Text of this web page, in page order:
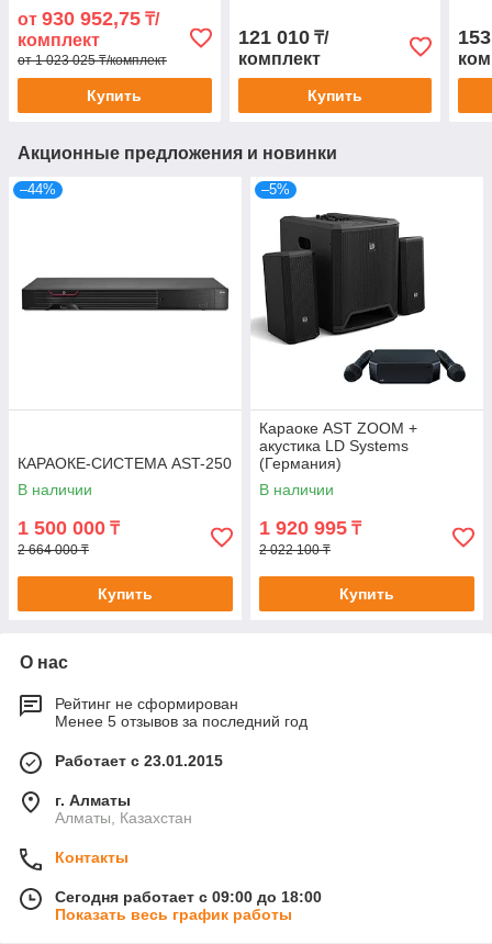
от 930 952,75 ₸/
комплект
от 1 023 025 ₸/комплект
Купить
121 010₸/
комплект
Купить
Акционные предложения и новинки
–44%
КАРАОКЕ-СИСТЕМА AST-250
В наличии
1 500 000 ₸
2 664 000 ₸
Купить
–5%
Караоке AST ZOOM +
акустика LD Systems
(Германия)
В наличии
1 920 995 ₸
2 022 100 ₸
Купить
О нас
Рейтинг не сформирован
Менее 5 отзывов за последний год
Работает с 23.01.2015
г. Алматы
Алматы, Казахстан
Контакты
Сегодня работает с 09:00 до 18:00
Показать весь график работы